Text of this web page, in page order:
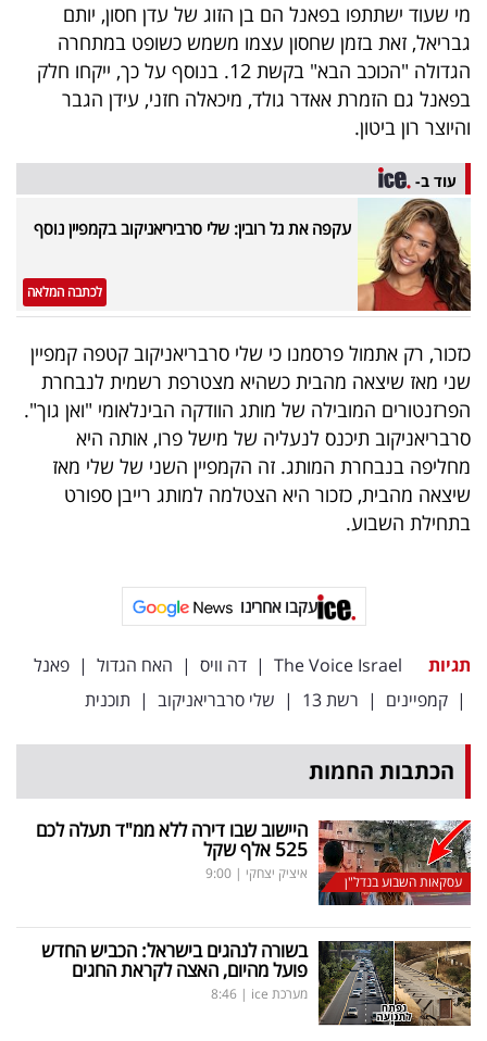
40
UNDER
40
שיתופי
פעולה
דרושים
ניוזלטרים
מייל
אדום
עקבו
אחרינו:
מי שעוד ישתתפו בפאנל הם בן הזוג של עדן חסון, יותם
גבריאל, זאת בזמן שחסון עצמו משמש כשופט במתחרה
הגדולה "הכוכב הבא" בקשת 12. בנוסף על כך, ייקחו חלק
בפאנל גם הזמרת אאדר גולד, מיכאלה חזני, עידן הגבר
והיוצר רון ביטון.
עוד ב-
עקפה את גל רובין: שלי סרביריאניקוב בקמפיין נוסף
לכתבה המלאה
כזכור, רק אתמול פרסמנו כי שלי סרבריאניקוב קטפה קמפיין
שני מאז שיצאה מהבית כשהיא מצטרפת רשמית לנבחרת
הפרזנטורים המובילה של מותג הוודקה הבינלאומי "ואן גוך".
סרבריאניקוב תיכנס לנעליה של מישל פרו, אותה היא
מחליפה בנבחרת המותג. זה הקמפיין השני של שלי מאז
שיצאה מהבית, כזכור היא הצטלמה למותג רייבן ספורט
בתחילת השבוע.
עקבו אחרינו
תגיות The Voice Israel
| דה וויס | האח הגדול | פאנל
| קמפיינים | רשת 13 | שלי סרבריאניקוב | תוכנית
הכתבות החמות
עסקאות השבוע בנדל"ן
היישוב שבו דירה ללא ממ"ד תעלה לכם
525 אלף שקל
איציק יצחקי |
9:00
בשורה לנהגים בישראל: הכביש החדש
פועל מהיום, האצה לקראת החגים
מערכת ice |
8:46